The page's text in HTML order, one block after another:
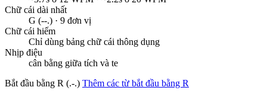
Chữ cái dài nhất
G (--.) · 9 đơn vị
Chữ cái hiếm
Chỉ dùng bảng chữ cái thông dụng
Nhịp điệu
cân bằng giữa tích và te
Bắt đầu bằng R (.-.) Thêm các từ bắt đầu bằng R